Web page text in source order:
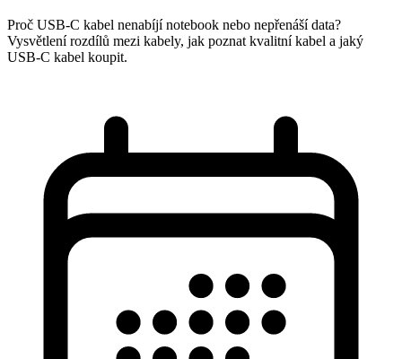
Proč USB-C kabel nenabíjí notebook nebo nepřenáší data?
Vysvětlení rozdílů mezi kabely, jak poznat kvalitní kabel a jaký
USB-C kabel koupit.